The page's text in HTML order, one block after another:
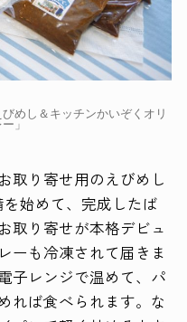
めし＆キッチンかいぞくオリ
」
取り寄せ用のえびめし
を始めて、完成したば
取り寄せが本格デビュ
ーも冷凍されて届きま
子レンジで温めて、パ
れば食べられます。な